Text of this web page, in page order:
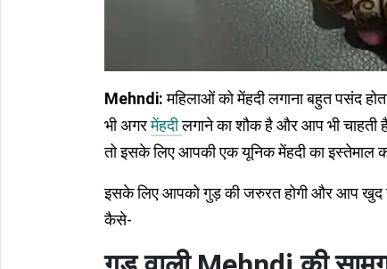
Mehndi:महिलाओं को मेंहदी लगाना बहुत पसंद
भी अगरमेंहदीलगाने का शौक है और आप भी
तो इसके लिए आपकी एक यूनिक मेंहदी का इस्तेमाल
इसके लिए आपको गुड़ की जरुरत होगी और आप खुद
कैसे-